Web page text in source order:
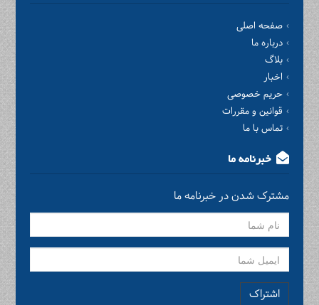
صفحه اصلی
درباره ما
بلاگ
اخبار
حریم خصوصی
قوانین و مقررات
تماس با ما
خبرنامه ما
مشترک شدن در خبرنامه ما
اشتراک